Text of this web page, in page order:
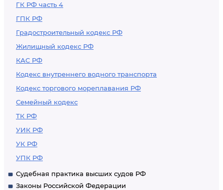
ГК РФ часть 4
ГПК РФ
Градостроительный кодекс РФ
Жилищный кодекс РФ
КАС РФ
Кодекс внутреннего водного транспорта
Кодекс торгового мореплавания РФ
Семейный кодекс
ТК РФ
УИК РФ
УК РФ
УПК РФ
Судебная практика высших судов РФ
Законы Российской Федерации